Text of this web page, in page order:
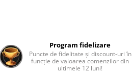
Program fidelizare
Puncte de fidelitate și discount-uri în
funcție de valoarea comenzilor din
ultimele 12 luni!